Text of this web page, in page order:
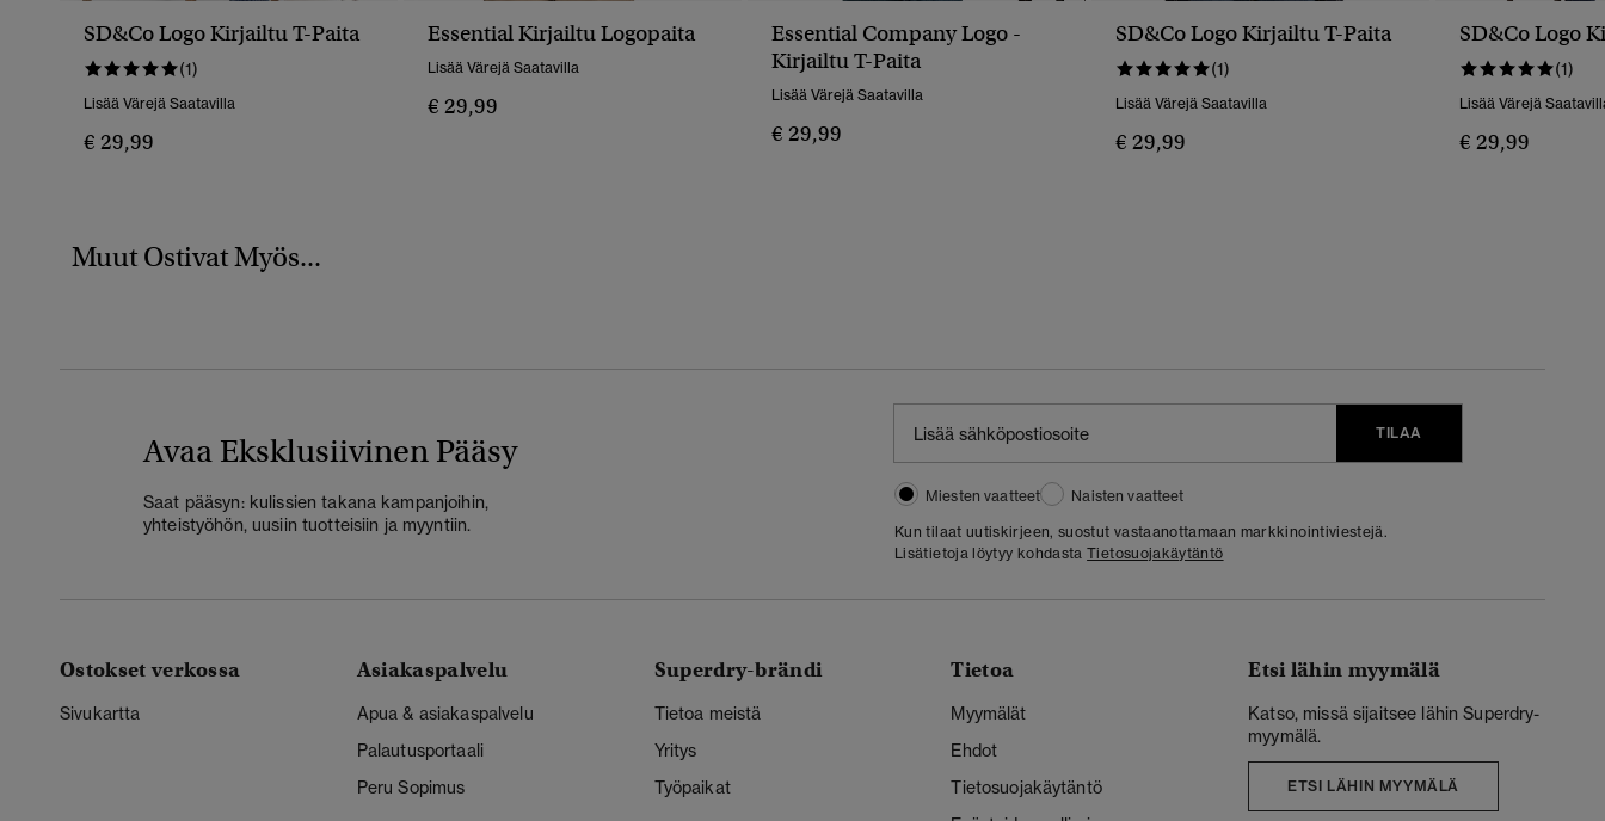
SD&Co Logo Kirjailtu T-Paita
(1)
Lisää Värejä Saatavilla
€ 29,99
Essential Kirjailtu Logopaita
Lisää Värejä Saatavilla
€ 29,99
Essential Company Logo -
Kirjailtu T-Paita
Lisää Värejä Saatavilla
€ 29,99
SD&Co Logo Kirjailtu T-Paita
(1)
Lisää Värejä Saatavilla
€ 29,99
SD&Co Logo
(1)
Lisää Värejä
€ 29,99
Muut Ostivat Myös...
Avaa Eksklusiivinen Pääsy
Saat pääsyn: kulissien takana kampanjoihin,
yhteistyöhön, uusiin tuotteisiin ja myyntiin.
TILAA
Miesten vaatteet
Naisten vaatteet
Kun tilaat uutiskirjeen, suostut vastaanottamaan markkinointiviestejä.
Lisätietoja löytyy kohdastaTietosuojakäytäntö
Ostokset verkossa
Sivukartta
Asiakaspalvelu
Apua & asiakaspalvelu
Palautusportaali
Peru Sopimus
Superdry-brändi
Tietoa meistä
Yritys
Työpaikat
Tietoa
Myymälät
Ehdot
Tietosuojakäytäntö
Etsi lähin myymälä
Katso, missä sijaitsee lähin Superdry-
myymälä.
ETSI LÄHIN MYYMÄLÄ